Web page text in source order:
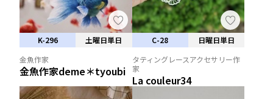
K-296
土曜日単日
金魚作家
金魚作家deme＊tyoubi
C-28
日曜日単日
タティングレースアクセサリー作
家
La couleur34